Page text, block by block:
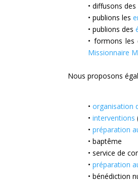
• diffusons
• publions les
• publions des
• formons
Missionnaire
Nous proposons
•organisation
•interventions
•préparation
• baptême
• service de
•préparation
• bénédiction